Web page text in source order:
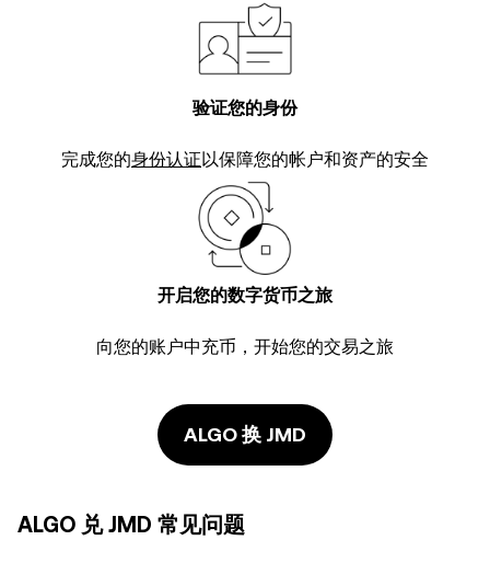
验证您的身份
完成您的身份认证以保障您的帐户和资产的安全
开启您的数字货币之旅
向您的账户中充币，开始您的交易之旅
ALGO 换 JMD
ALGO 兑 JMD 常见问题